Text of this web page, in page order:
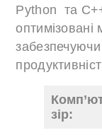
Python та
забезпечуючи
зір: